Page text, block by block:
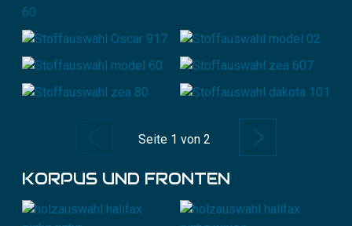
Zurück
Seite 1 von 2
KORPUS UND FRONTEN